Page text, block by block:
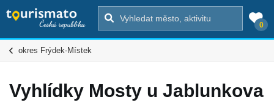
0
okres Frýdek-Místek
Vyhlídky Mosty u Jablunkova